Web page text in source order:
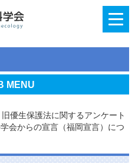
MENU
旧優生保護法に関するアンケート
会からの宣言（福岡宣言）につ